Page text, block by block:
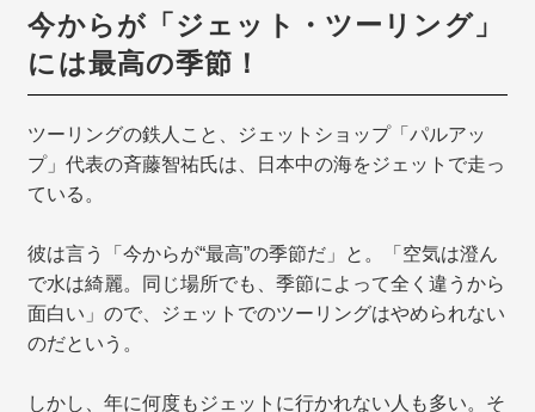
今からが「ジェット・ツーリング」
には最高の季節！
ツーリングの鉄人こと、ジェットショップ「パルアッ
プ」代表の斉藤智祐氏は、日本中の海をジェットで走っ
ている。
彼は言う「今からが“最高”の季節だ」と。「空気は澄ん
で水は綺麗。同じ場所でも、季節によって全く違うから
面白い」ので、ジェットでのツーリングはやめられない
のだという。
しかし、年に何度もジェットに行かれない人も多い。そ